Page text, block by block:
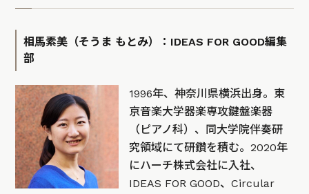
相馬素美（そうま もとみ）：IDEAS FOR GOOD編集
部
1996年、神奈川県横浜出身。東
京音楽大学器楽専攻鍵盤楽器
（ピアノ科）、同大学院伴奏研
究領域にて研鑽を積む。2020年
にハーチ株式会社に入社、
IDEAS FOR GOOD、Circular